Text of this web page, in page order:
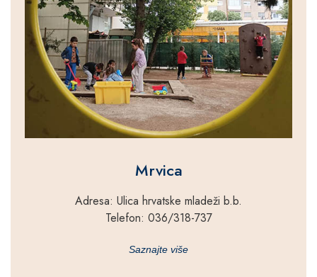
Mrvica
Adresa: Ulica hrvatske mladeži b.b.
Telefon: 036/318-737
Saznajte više